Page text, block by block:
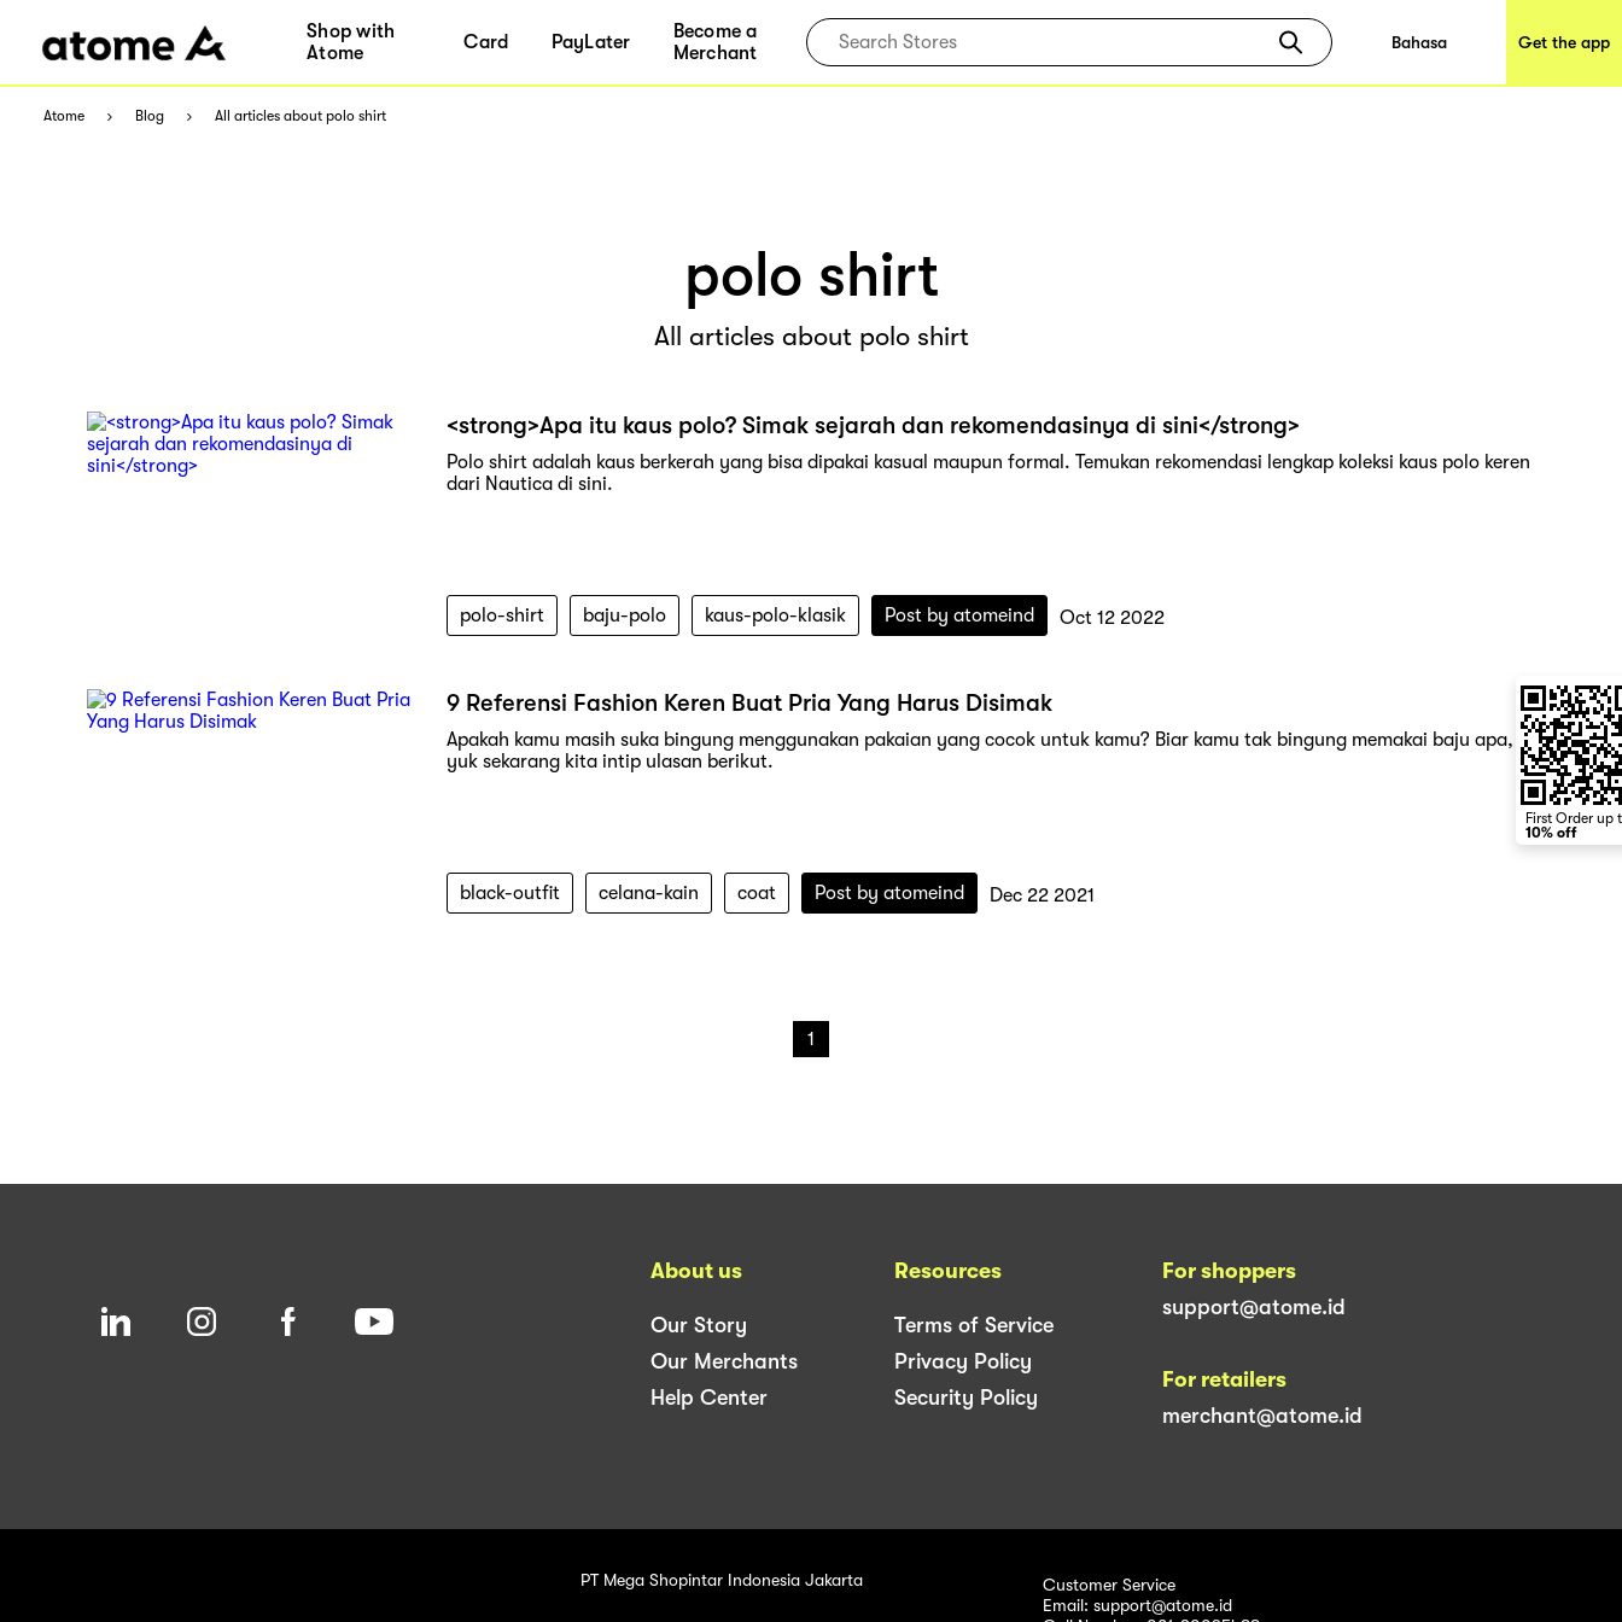
Shop with
Atome
Card PayLater
Become a
Merchant
Bahasa Get the app
Atome Blog All articles about polo shirt
polo shirt
All articles about polo shirt
<strong>Apa itu kaus polo? Simak sejarah dan rekomendasinya di sini</strong>
Polo shirt adalah kaus berkerah yang bisa dipakai kasual maupun formal. Temukan rekomendasi lengkap koleksi kaus polo keren
dari Nautica di sini.
polo-shirt baju-polo kaus-polo-klasik Post by atomeind Oct 12 2022
9 Referensi Fashion Keren Buat Pria Yang Harus Disimak
Apakah kamu masih suka bingung menggunakan pakaian yang cocok untuk kamu? Biar kamu tak bingung memakai baju apa,
yuk sekarang kita intip ulasan berikut.
black-outfit celana-kain coat Post by atomeind Dec 22 2021
1
First Order up
10% off
About us
Our Story
Our Merchants
Help Center
Resources
Terms of Service
Privacy Policy
Security Policy
For shoppers
support@atome.id
For retailers
merchant@atome.id
PT Mega Shopintar Indonesia Jakarta
Customer Service
Email: support@atome.id